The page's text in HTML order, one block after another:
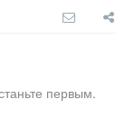
первым.